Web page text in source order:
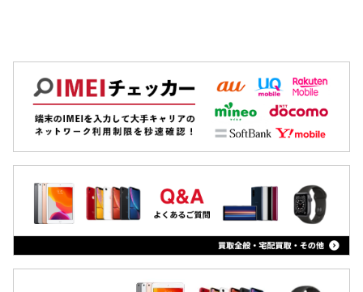
iPhone14 Pro
iPhone14 Plus
iPhone14
iPhoneSE3(第3世代)
iPhone13 Pro Max
iPhone13 Pro
Xiaomi
MacBook
iPad
Qua tab
dtab
MediaPad